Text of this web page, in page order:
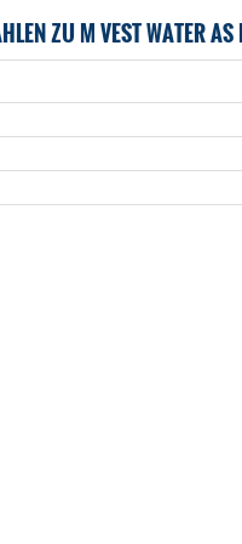
ZU M VEST WATER AS